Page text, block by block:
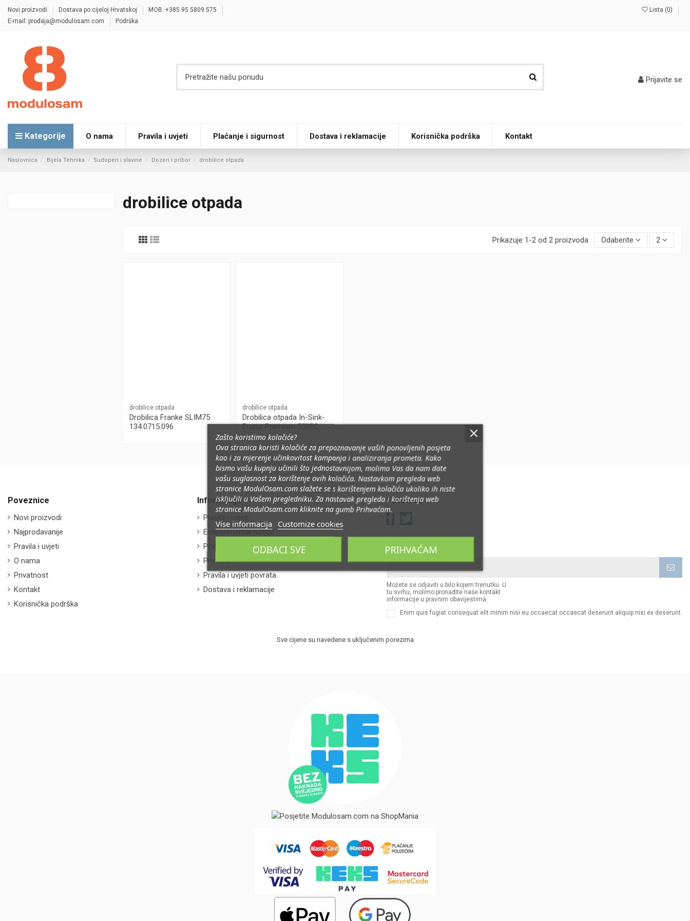
Novi proizvodi Dostava po cijeloj Hrvatskoj
MOB: +385 95 5809 575
E-mail: prodaja@modulosam.com
Podrška
Lista (0)
Prijavite se
Kategorije O nama Pravila i uvjeti Plaćanje i sigurnost Dostava i reklamacije Korisnička podrška Kontakt
Naslovnica Bijela Tehnika Sudoperi i slavine Dozeri i pribor drobilice otpada
drobilice otpada
Prikazuje 1-2 od 2 proizvoda Odaberite 2
drobilice otpada
Drobilica Franke SLIM75
134.0715.096
drobilice otpada
Drobilica otpada In-Sink-
Erator Premium 550EC
Poveznice
Novi proizvodi
Najprodavanije
Pravila i uvjeti
O nama
Privatnost
Kontakt
Korisnička podrška
Informacije
Pravila i uvjeti
Environmental notice
Pravila i uvjeti
Privatnost
Pravila i uvjeti povrata
Dostava i reklamacije
Zašto koristimo kolačiće?
Ova stranica koristi kolačiće za prepoznavanje vaših ponovljenih posjeta
kao i za mjerenje učinkovitost kampanja i analiziranja prometa. Kako
bismo vašu kupnju učinili što jednostavnijom, molimo Vas da nam date
vašu suglasnost za korištenje ovih kolačića. Nastavkom pregleda web
stranice ModulOsam.com slažete se s korištenjem kolačića ukoliko ih niste
isključili u Vašem pregledniku. Za nastavak pregleda i korištenja web
stranice ModulOsam.com kliknite na gumb Prihvaćam.
Vise informacija Customize cookies
ODBACI SVE PRIHVAĆAM
Follow us
Newsletter
Možete se odjaviti u bilo kojem trenutku. U
tu svrhu, molimo pronađite naše kontakt
informacije u pravnim obavijestima.
Enim quis fugiat consequat elit minim nisi eu occaecat occaecat deserunt aliquip nisi ex deserunt.
Sve cijene su navedene s uključenim porezima